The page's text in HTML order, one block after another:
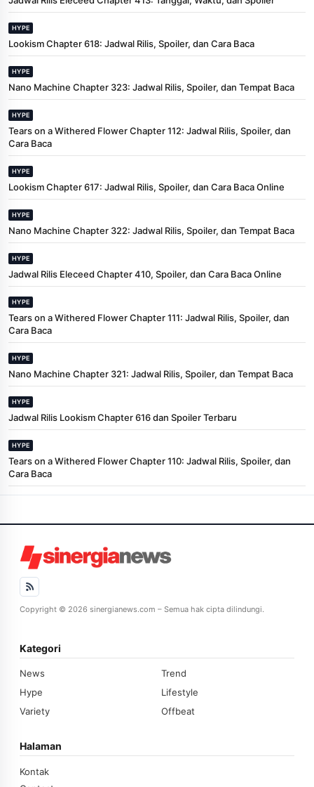
HYPE
Lookism Chapter 618: Jadwal Rilis, Spoiler, dan Cara Baca
HYPE
Nano Machine Chapter 323: Jadwal Rilis, Spoiler, dan Tempat Baca
HYPE
Tears on a Withered Flower Chapter 112: Jadwal Rilis, Spoiler, dan
Cara Baca
HYPE
Lookism Chapter 617: Jadwal Rilis, Spoiler, dan Cara Baca Online
HYPE
Nano Machine Chapter 322: Jadwal Rilis, Spoiler, dan Tempat Baca
HYPE
Jadwal Rilis Eleceed Chapter 410, Spoiler, dan Cara Baca Online
HYPE
Tears on a Withered Flower Chapter 111: Jadwal Rilis, Spoiler, dan
Cara Baca
HYPE
Nano Machine Chapter 321: Jadwal Rilis, Spoiler, dan Tempat Baca
HYPE
Jadwal Rilis Lookism Chapter 616 dan Spoiler Terbaru
HYPE
Tears on a Withered Flower Chapter 110: Jadwal Rilis, Spoiler, dan
Cara Baca
Copyright © 2026 sinergianews.com – Semua hak cipta dilindungi.
Kategori
News
Trend
Hype
Lifestyle
Variety
Offbeat
Halaman
Kontak